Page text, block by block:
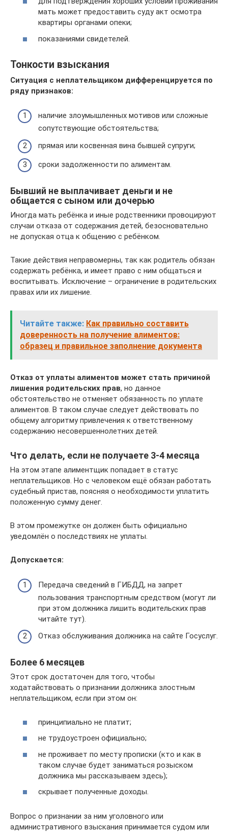
мать может предоставить суду акт осмотра
квартиры органами опеки;
показаниями свидетелей.
Тонкости взыскания
Ситуация с неплательщиком дифференцируется по
ряду признаков:
наличие злоумышленных мотивов или сложные
сопутствующие обстоятельства;
прямая или косвенная вина бывшей супруги;
сроки задолженности по алиментам.
Бывший не выплачивает деньги и не
общается с сыном или дочерью
Иногда мать ребёнка и иные родственники провоцируют
случаи отказа от содержания детей, безосновательно
не допуская отца к общению с ребёнком.
Такие действия неправомерны, так как родитель обязан
содержать ребёнка, и имеет право с ним общаться и
воспитывать. Исключение – ограничение в родительских
правах или их лишение.
Читайте также: Как правильно составить
доверенность на получение алиментов:
образец и правильное заполнение документа
Отказ от уплаты алиментов может стать причиной
лишения родительских прав, но данное
обстоятельство не отменяет обязанность по уплате
алиментов. В таком случае следует действовать по
общему алгоритму привлечения к ответственному
содержанию несовершеннолетних детей.
Что делать, если не получаете 3-4 месяца
На этом этапе алиментщик попадает в статус
неплательщиков. Но с человеком ещё обязан работать
судебный пристав, поясняя о необходимости уплатить
положенную сумму денег.
В этом промежутке он должен быть официально
уведомлён о последствиях не уплаты.
Допускается:
Передача сведений в ГИБДД, на запрет
пользования транспортным средством (могут ли
при этом должника лишить водительских прав
читайте тут).
Отказ обслуживания должника на сайте Госуслуг.
Более 6 месяцев
Этот срок достаточен для того, чтобы
ходатайствовать о признании должника злостным
неплательщиком, если при этом он:
принципиально не платит;
не трудоустроен официально;
не проживает по месту прописки (кто и как в
таком случае будет заниматься розыском
должника мы рассказываем здесь);
скрывает полученные доходы.
Вопрос о признании за ним уголовного или
административного взыскания принимается судом или